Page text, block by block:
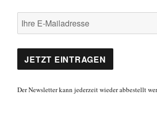
Der Newsletter kann jederzeit wieder abbestellt